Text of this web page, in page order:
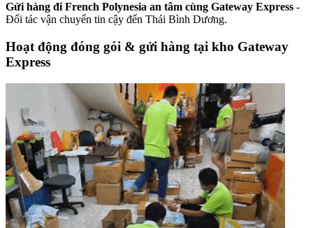
Gửi hàng đi French Polynesia an tâm cùng Gateway Express -
Đối tác vận chuyển tin cậy đến Thái Bình Dương.
Hoạt động đóng gói & gửi hàng tại kho Gateway
Express